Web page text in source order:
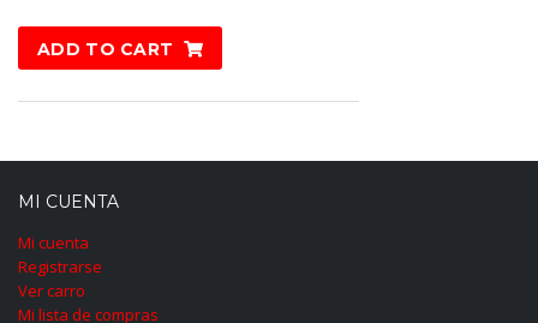
ADD TO CART
MI CUENTA
Mi cuenta
Registrarse
Ver carro
Mi lista de compras